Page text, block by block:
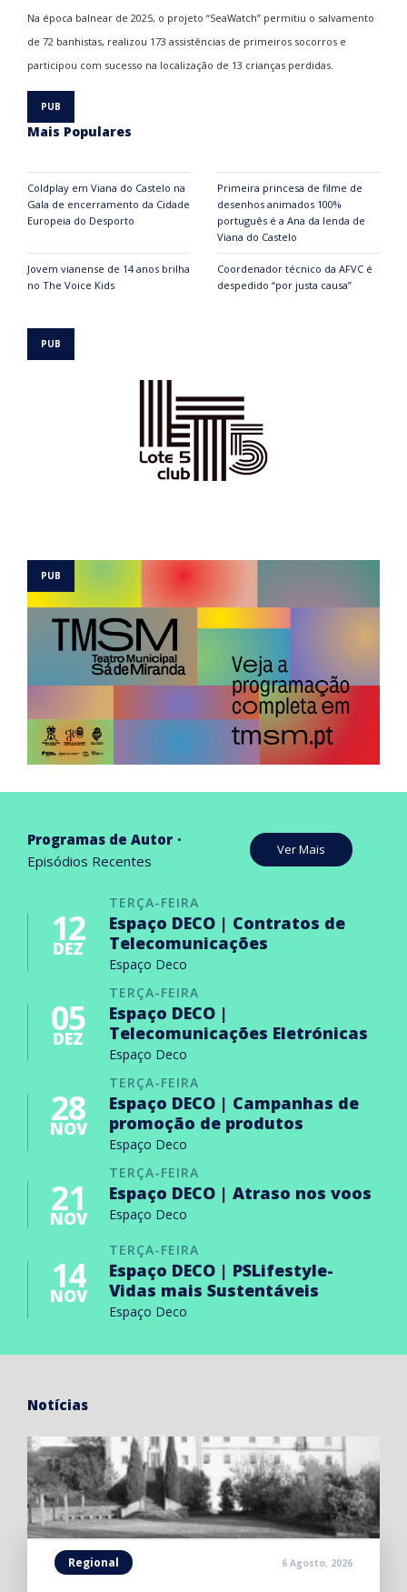
Na época balnear de 2025, o projeto “SeaWatch” permitiu o salvamento
de 72 banhistas, realizou 173 assistências de primeiros socorros e
participou com sucesso na localização de 13 crianças perdidas.
Mais Populares
Coldplay em Viana do Castelo na
Gala de encerramento da Cidade
Europeia do Desporto
Primeira princesa de filme de
desenhos animados 100%
português é a Ana da lenda de
Viana do Castelo
Jovem vianense de 14 anos brilha
no The Voice Kids
Coordenador técnico da AFVC é
despedido “por justa causa”
Programas de Autor
Episódios Recentes
Ver Mais
TERÇA-FEIRA
12
DEZ
Espaço DECO | Contratos de
Telecomunicações
Espaço Deco
TERÇA-FEIRA
05
DEZ
Espaço DECO |
Telecomunicações Eletrónicas
Espaço Deco
TERÇA-FEIRA
28
NOV
Espaço DECO | Campanhas de
promoção de produtos
Espaço Deco
TERÇA-FEIRA
21
NOV
Espaço DECO | Atraso nos voos
Espaço Deco
TERÇA-FEIRA
14
NOV
Espaço DECO | PSLifestyle-
Vidas mais Sustentáveis
Espaço Deco
Notícias
Regional 6 Agosto, 2026